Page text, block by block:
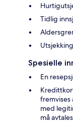
Tidlig
Spesielle
En
fremvises
med
må